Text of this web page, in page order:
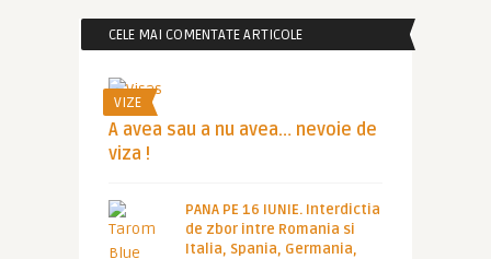
CELE MAI COMENTATE ARTICOLE
VIZE
A avea sau a nu avea… nevoie de
viza !
PANA PE 16 IUNIE. Interdictia
de zbor intre Romania si
Italia, Spania, Germania,